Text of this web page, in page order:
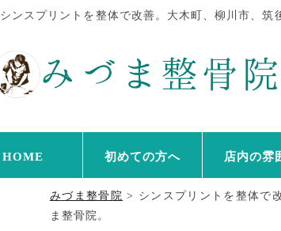
シンスプリントを整体で改善。大木町、柳川市、筑
HOME 初めての方へ 店内の雰
みづま整骨院 > シンスプリントを整体で
ま整骨院。